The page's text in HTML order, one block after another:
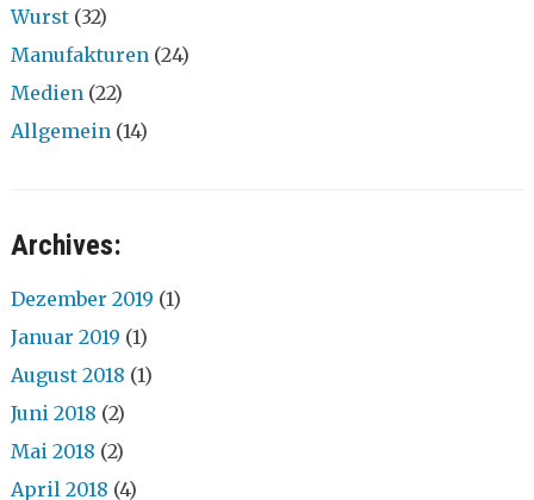
Wurst(32)
Manufakturen(24)
Medien(22)
Allgemein(14)
Archives:
Dezember 2019 (1)
Januar 2019 (1)
August 2018 (1)
Juni 2018 (2)
Mai 2018 (2)
April 2018 (4)